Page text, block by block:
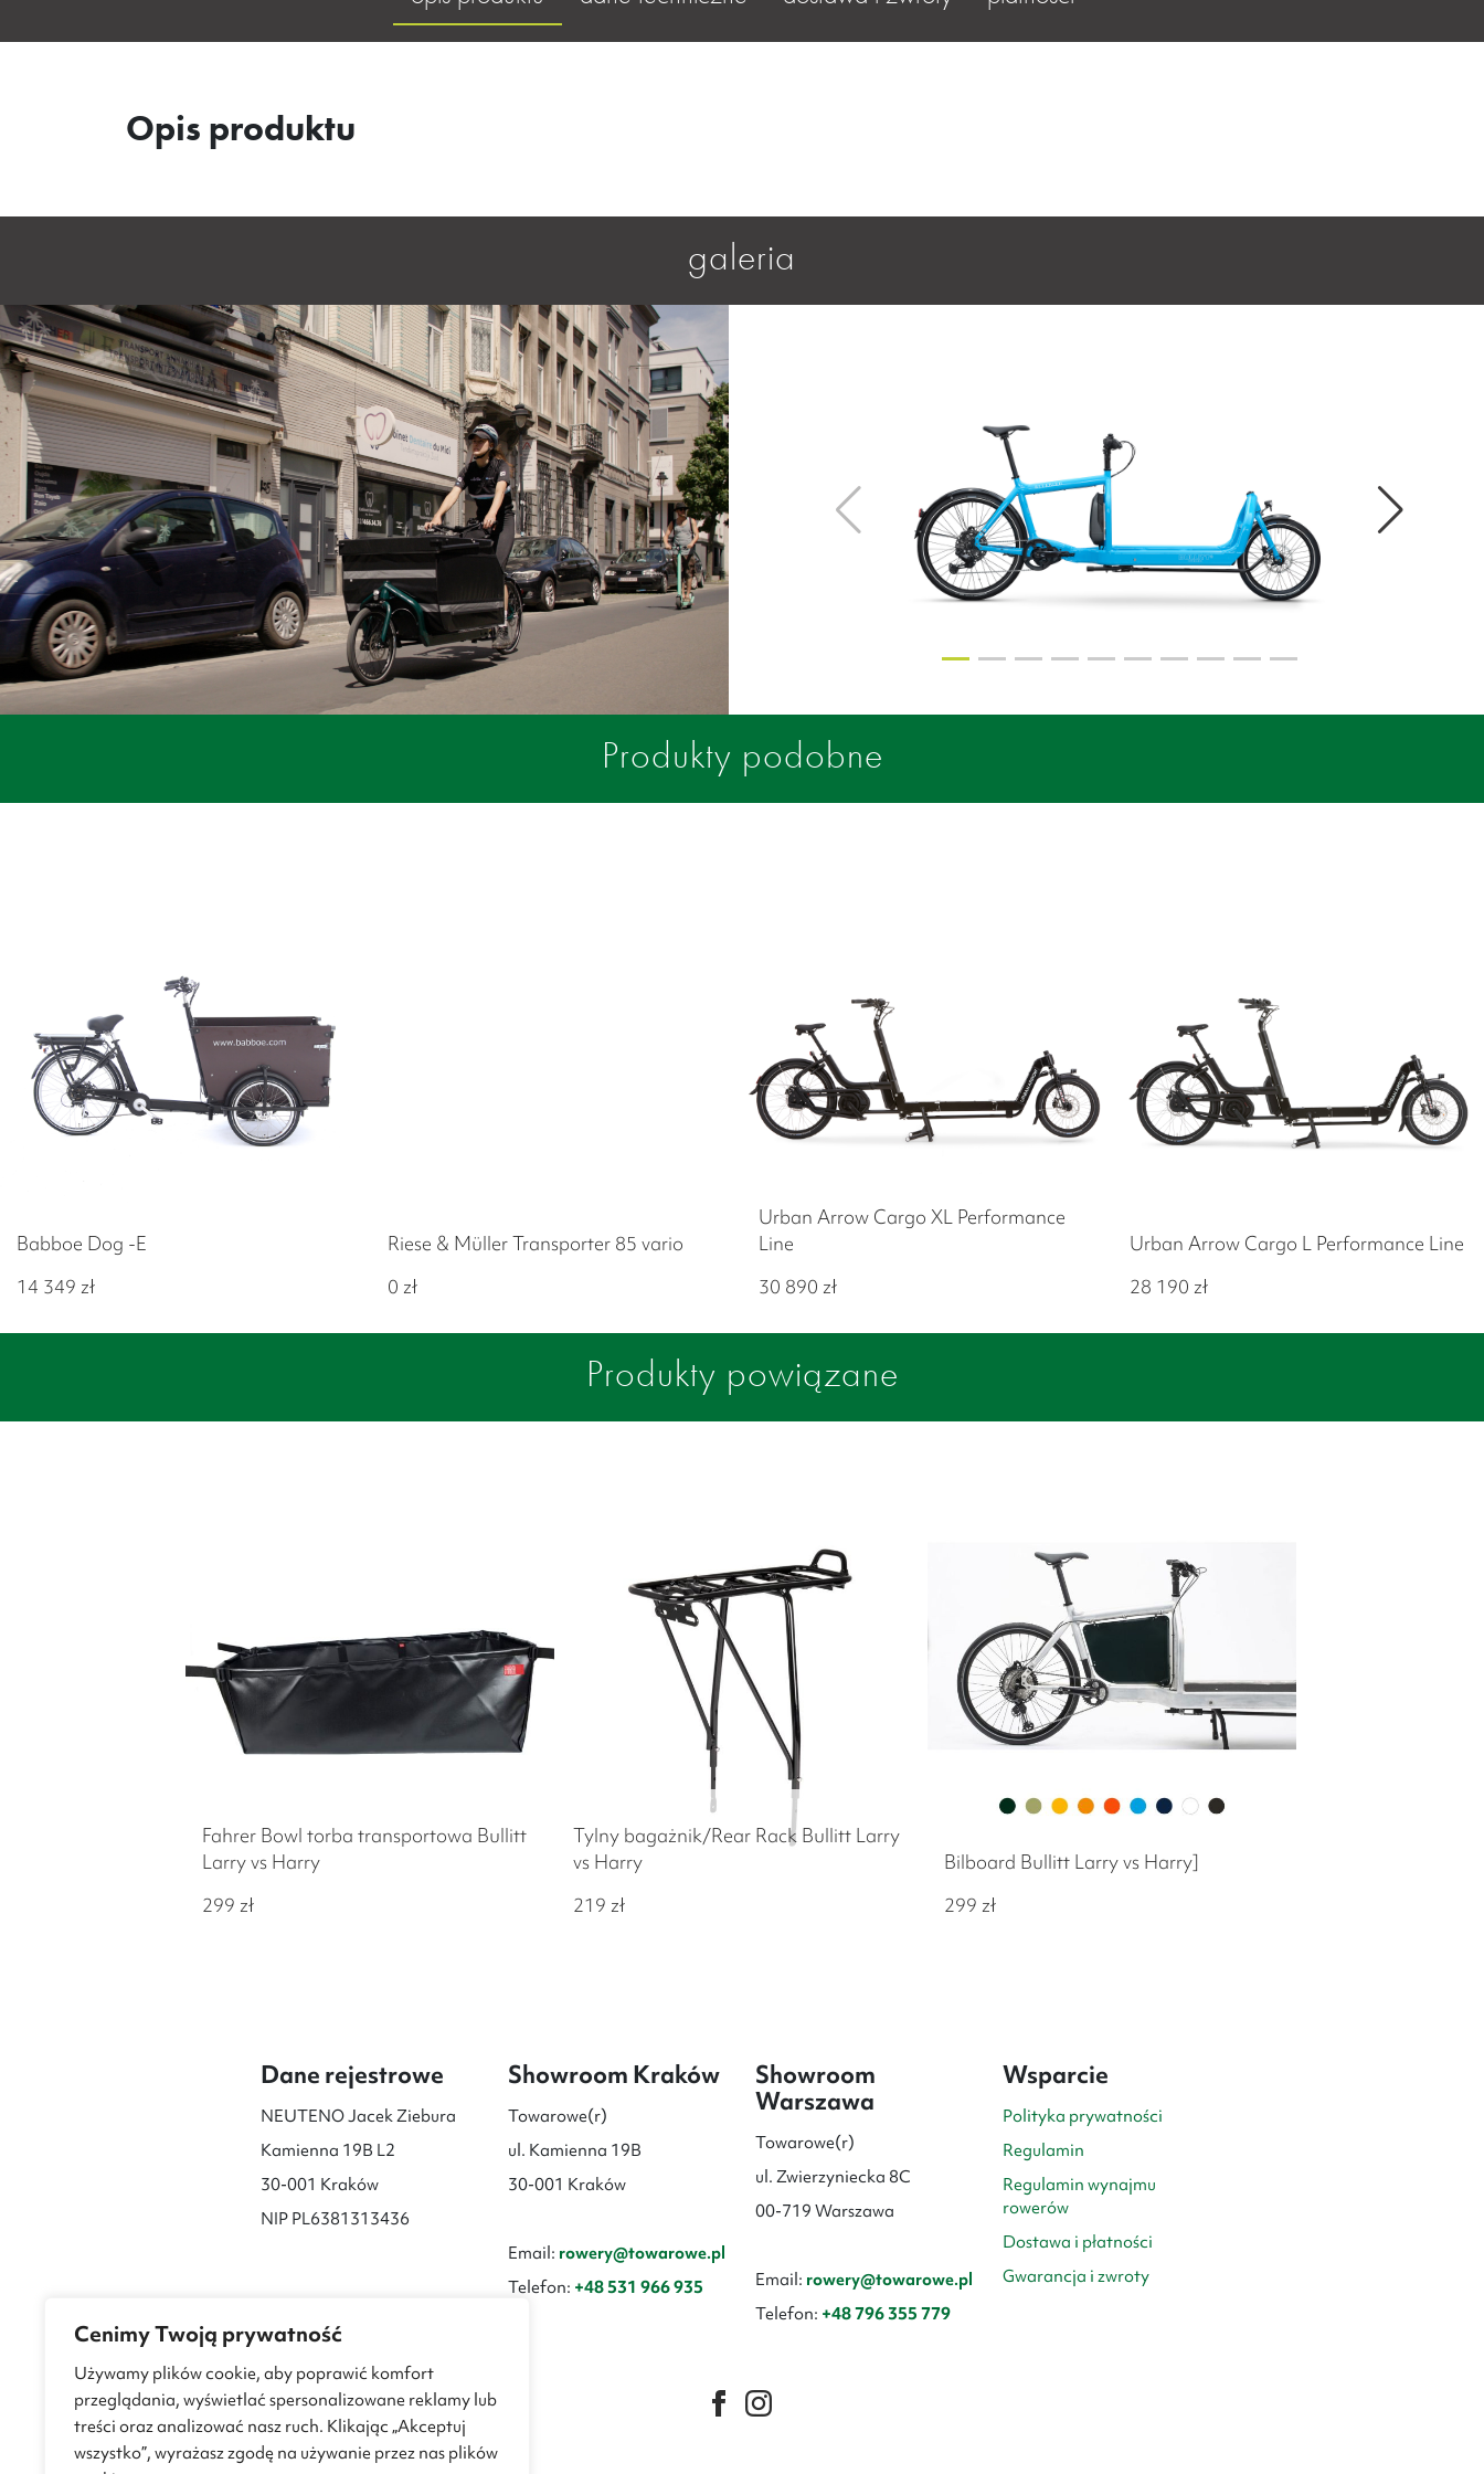
Cenimy Twoją prywatność
Używamy plików cookie, aby poprawić komfort
przeglądania, wyświetlać spersonalizowane reklamy lub
treści oraz analizować nasz ruch. Klikając „Akceptuj
wszystko”, wyrażasz zgodę na używanie przez nas plików
Opis produktu
galeria
Produkty podobne
Babboe Dog -E
14 349 zł
Riese & Müller Transporter 85 vario
0 zł
Urban Arrow Cargo XL Performance
Line
30 890 zł
Urban Arrow Cargo L Performance Line
28 190 zł
Produkty powiązane
Fahrer Bowl torba transportowa Bullitt
Larry vs Harry
299 zł
Tylny bagażnik/Rear Rack Bullitt Larry
vs Harry
219 zł
Bilboard Bullitt Larry vs Harry]
299 zł
Dane rejestrowe
NEUTENO Jacek Ziebura
Kamienna 19B L2
30-001 Kraków
NIP PL6381313436
Showroom Kraków
Towarowe(r)
ul. Kamienna 19B
30-001 Kraków
Email: rowery@towarowe.pl
Telefon: +48 531 966 935
Showroom
Warszawa
Towarowe(r)
ul. Zwierzyniecka 8C
00-719 Warszawa
Email: rowery@towarowe.pl
Telefon: +48 796 355 779
Wsparcie
Polityka prywatności
Regulamin
Regulamin wynajmu
rowerów
Dostawa i płatności
Gwarancja i zwroty